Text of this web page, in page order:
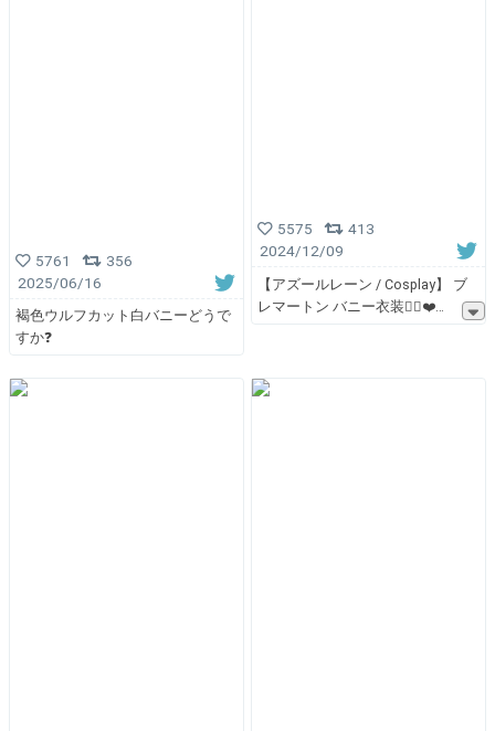
5761
356
2025/06/16
褐色ウルフカット白バニーどうで
すか❓
5575
413
2024/12/09
【アズールレーン / Cosplay】 ブ
レマートン バニー衣装👯‍♀️❤️